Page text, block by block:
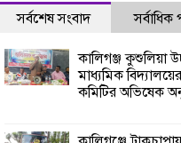
সর্বশেষ সংবাদ সর্বাধিক
কালিগঞ্জ কুশুলিয়া
মাধ্যমিক বিদ্যালয়ের
কমিটির অভিষেক